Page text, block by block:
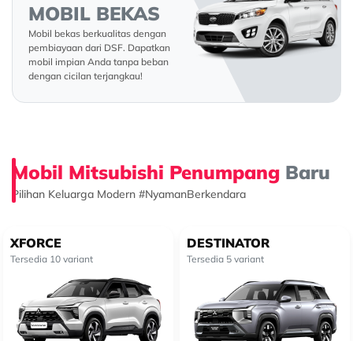
MOBIL BEKAS
Mobil bekas berkualitas dengan
pembiayaan dari DSF. Dapatkan
mobil impian Anda tanpa beban
dengan cicilan terjangkau!
Mobil Mitsubishi Penumpang Baru
Pilihan Keluarga Modern #NyamanBerkendara
XFORCE
Tersedia 10 variant
DESTINATOR
Tersedia 5 variant